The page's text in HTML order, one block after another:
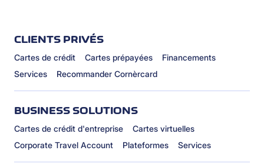
CLIENTS PRIVÉS
Cartes de crédit Cartes prépayées
Financements
Services
Recommander Cornèrcard
BUSINESS SOLUTIONS
Cartes de crédit d'entreprise
Cartes virtuelles
Corporate Travel Account
Plateformes Services